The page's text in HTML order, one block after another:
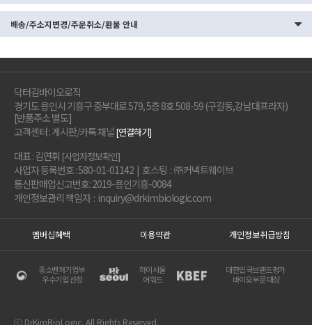
배송/주소지변경/주문취소/환불 안내
닥터김바이오로직
경기도 용인시 기흥구 중부대로 579, 5층 8호 508-59 (구갈동,강남대프라자)
[반품주소 별도]
고객센터 : 게시판/카톡 채널[연결하기]
대표 : 김연휘 [사업자정보확인]
사업자 등록번호 : 580-01-01142 | 호스팅 : ㈜커넥트웨이브
통신판매업신고번호: 2019-용인기흥-0084
개인정보관리 책임자 : inquiry@drkimbiologic.com
멤버십혜택 이용약관 개인정보취급방침
중소벤처기업부
우수기업 선정
하이서울
어워드
대한민국브랜드평가
바이오부문 대상
ⓒ DrKimBioLogic. All Rights Reserved.